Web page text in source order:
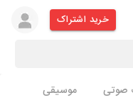
خرید اشتراک
صوتی موسیقی